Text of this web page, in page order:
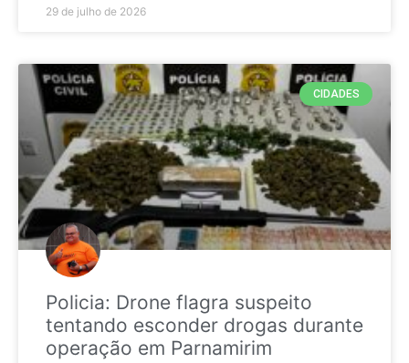
29 de julho de 2026
CIDADES
Policia: Drone flagra suspeito
tentando esconder drogas durante
operação em Parnamirim